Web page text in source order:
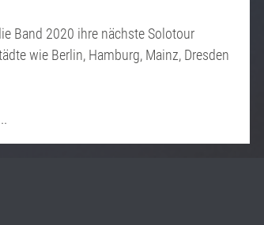
Band 2020 ihre nächste Solotour
wie Berlin, Hamburg, Mainz, Dresden